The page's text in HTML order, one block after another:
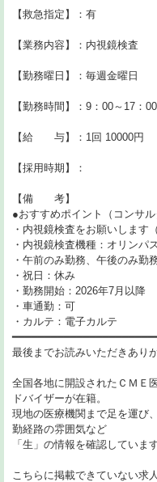
【救急指定】：有
【業務内容】：内視鏡検査
【勤務曜日】：毎週金曜日
【勤務時間】：9：00～17：00
【給 与】：1回 10000円
【採用時期】：
【備 考】
●おすすめポイント（コンサ
・内視鏡検査をお願いします
・内視鏡検査機種：オリンパ
・午前のみ勤務、午後のみ勤
・祝日：休み
・勤務開始：2026年7月以降
・車通勤：可
・カルテ：電子カルテ
最後までお読みいただきあり
全国各地に開設されたＣＭＥ
ドバイザーが在籍。
現地の医療機関まで足を運び
勤経路の雰囲気など
「生」の情報を確認しています
こちらに掲載できていない求